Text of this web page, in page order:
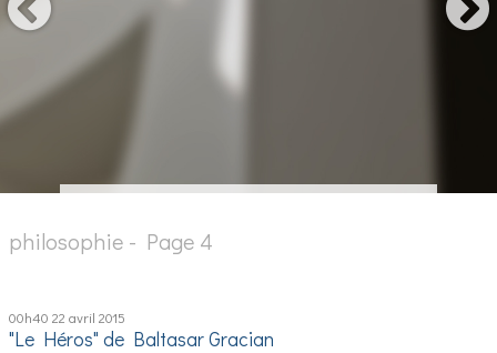
philosophie - Page 4
00h40 22 avril 2015
"Le Héros" de Baltasar Gracian